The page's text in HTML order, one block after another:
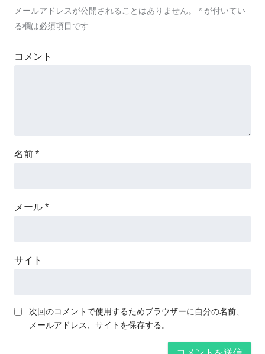
メールアドレスが公開されることはありません。 * が付いてい
る欄は必須項目です
コメント
名前 *
メール *
サイト
次回のコメントで使用するためブラウザーに自分の名前、
メールアドレス、サイトを保存する。